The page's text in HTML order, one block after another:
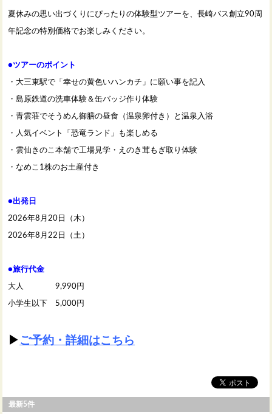
夏休みの思い出づくりにぴったりの体験型ツアーを、長崎バス創立90周
年記念の特別価格でお楽しみください。
●ツアーのポイント
・大三東駅で「幸せの黄色いハンカチ」に願い事を記入
・島原鉄道の洗車体験＆缶バッジ作り体験
・青雲荘でそうめん御膳の昼食（温泉卵付き）と温泉入浴
・人気イベント「恐竜ランド」も楽しめる
・雲仙きのこ本舗で工場見学・えのき茸もぎ取り体験
・なめこ1株のお土産付き
●出発日
2026年8月20日（木）
2026年8月22日（土）
●旅行代金
大人 9,990円
小学生以下 5,000円
▶ ご予約・詳細はこちら
最新5件